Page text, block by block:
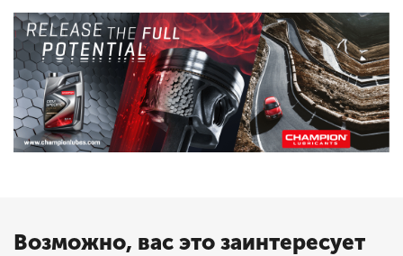
Возможно, вас это заинтересует